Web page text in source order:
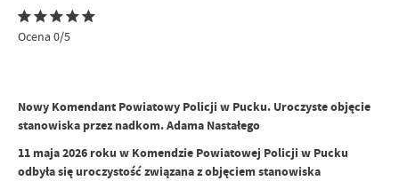
Ocena 0/5
Nowy Komendant Powiatowy Policji w Pucku. Uroczyste objęcie
stanowiska przez nadkom. Adama Nastałego
11 maja 2026 roku w Komendzie Powiatowej Policji w Pucku
odbyła się uroczystość związana z objęciem stanowiska